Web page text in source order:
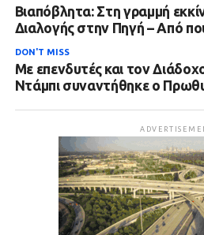
Βιαπόβλητα: Στη γραμμή
Διαλογής στην Πηγή – Από
DON'T MISS
Με επενδυτές και τον
Ντάμπι συναντήθηκε ο